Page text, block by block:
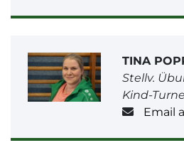
TINA
Stellv.
Kind-
Email